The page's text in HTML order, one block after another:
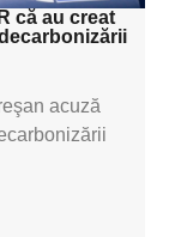
că au creat
acuză